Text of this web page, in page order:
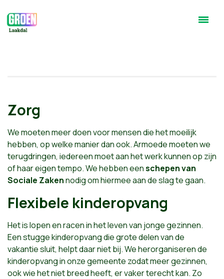
Zorg
We moeten meer doen voor mensen die het moeilijk
hebben, op welke manier dan ook. Armoede moeten we
terugdringen, iedereen moet aan het werk kunnen op zijn
of haar eigen tempo. We hebben eenschepen van
Sociale Zakennodig om hiermee aan de slag te gaan.
Flexibele kinderopvang
Het is lopen en racen in het leven van jonge gezinnen.
Een stugge kinderopvang die grote delen van de
vakantie sluit, helpt daar niet bij. We herorganiseren de
kinderopvang in onze gemeente zodat meer gezinnen,
ook wie het niet breed heeft, er vaker terecht kan. Zo